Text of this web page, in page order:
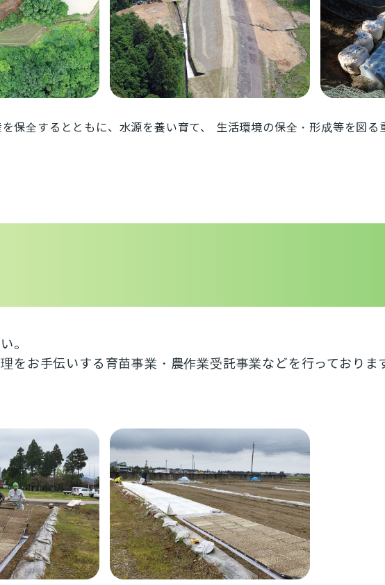
保全するとともに、水源を養い育て、 生活環境の保全・形成等を図る
。
お手伝いする育苗事業・農作業受託事業などを行っておりま